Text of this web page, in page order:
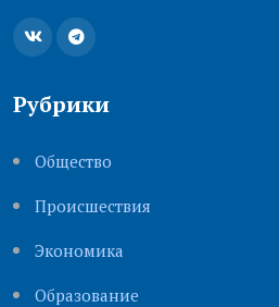
Рубрики
Общество
Происшествия
Экономика
Образование